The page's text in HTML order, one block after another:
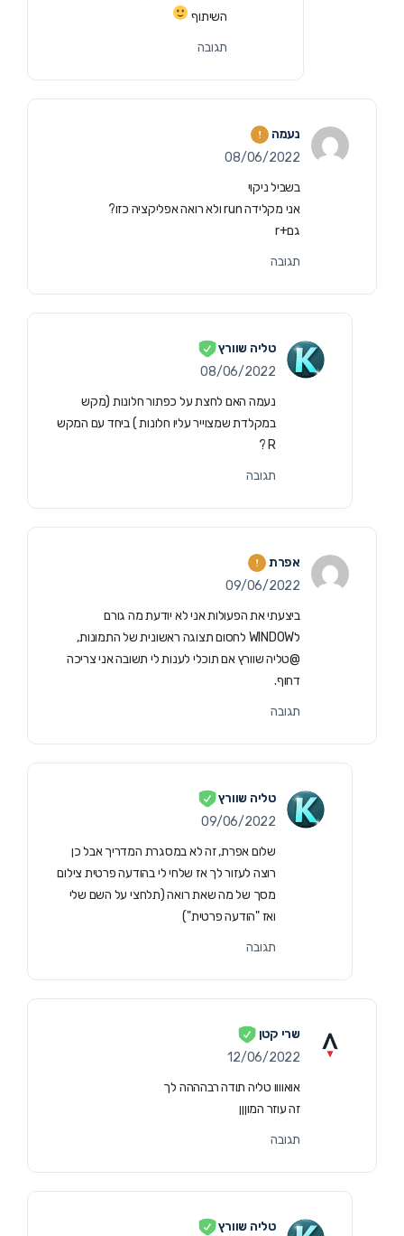
השיתוף
תגובה
נעמה
08/06/2022
בשביל ניקוי
אני מקלידה run ולא רואה אפליקציה כזו?
גם+r
תגובה
טליה שוורץ
08/06/2022
נעמה האם לחצת על כפתור חלונות (מקש
במקלדת שמצוייר עליו חלונות ) ביחד עם המקש
R ?
תגובה
אפרת
09/06/2022
ביצעתי את הפעולות אני לא יודעת מה גורם
לWINDOW לחסום תצוגה ראשונית של התמונות,
@טליה שוורץ אם תוכלי לענות לי תשובה אני צריכה
דחוף.
תגובה
טליה שוורץ
09/06/2022
שלום אפרת, זה לא במסגרת המדריך אבל כן
רוצה לעזור לך אז שלחי לי בהודעה פרטית צילום
מסך של מה שאת רואה (תלחצי על השם שלי
ואז "הודעה פרטית")
תגובה
שרי קטן
12/06/2022
אואוווו טליה תודה רבהההה לך
זה עוזר המוןןן
תגובה
טליה שוורץ